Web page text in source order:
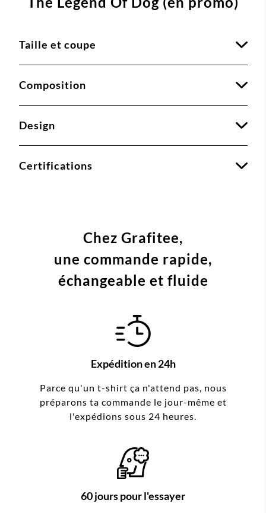
Taille et coupe
Composition
Design
Certifications
Chez Grafitee,
une commande rapide,
échangeable et fluide
Expédition en 24h
Parce qu'un t-shirt ça n'attend pas, nous
préparons ta commande le jour-même et
l'expédions sous 24 heures.
60 jours pour l'essayer